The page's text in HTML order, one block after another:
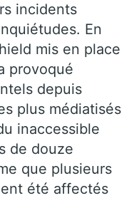
incidents
En
mis en place
provoqué
depuis
plus médiatisés
inaccessible
de douze
que plusieurs
été affectés